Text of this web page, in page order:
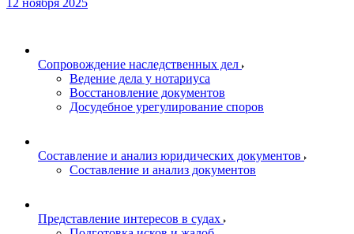
12 ноября 2025
Сопровождение наследственных дел
Ведение дела у нотариуса
Восстановление документов
Досудебное урегулирование споров
Составление и анализ юридических документов
Составление и анализ документов
Представление интересов в судах